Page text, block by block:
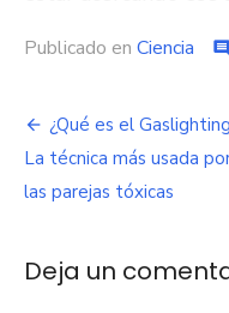
Publicado en Ciencia comment
Navegación
de
¿Qué es el
La técnica más usada
las parejas tóxicas
Deja un